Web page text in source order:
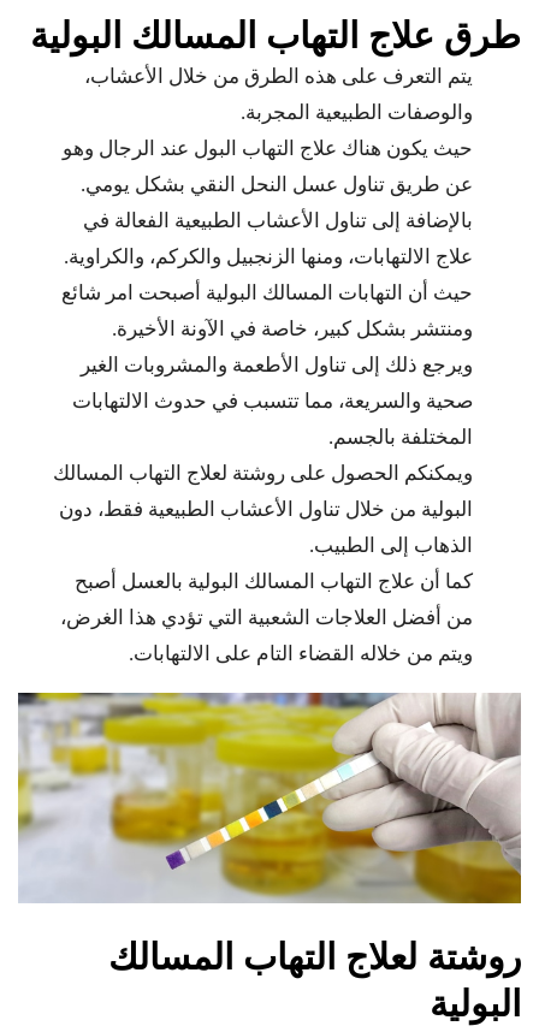
طرق علاج التهاب المسالك البولية
يتم التعرف على هذه الطرق من خلال الأعشاب،
والوصفات الطبيعية المجربة.
حيث يكون هناك علاج التهاب البول عند الرجال وهو
عن طريق تناول عسل النحل النقي بشكل يومي.
بالإضافة إلى تناول الأعشاب الطبيعية الفعالة في
علاج الالتهابات، ومنها الزنجبيل والكركم، والكراوية.
حيث أن التهابات المسالك البولية أصبحت امر شائع
ومنتشر بشكل كبير، خاصة في الآونة الأخيرة.
ويرجع ذلك إلى تناول الأطعمة والمشروبات الغير
صحية والسريعة، مما تتسبب في حدوث الالتهابات
المختلفة بالجسم.
ويمكنكم الحصول على روشتة لعلاج التهاب المسالك
البولية من خلال تناول الأعشاب الطبيعية فقط، دون
الذهاب إلى الطبيب.
كما أن علاج التهاب المسالك البولية بالعسل أصبح
من أفضل العلاجات الشعبية التي تؤدي هذا الغرض،
ويتم من خلاله القضاء التام على الالتهابات.
روشتة لعلاج التهاب المسالك
البولية